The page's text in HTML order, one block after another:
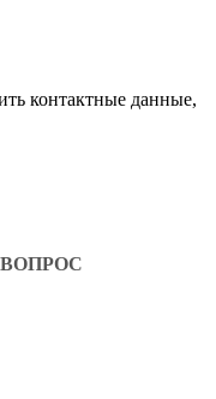
контактные данные,
ВОПРОС